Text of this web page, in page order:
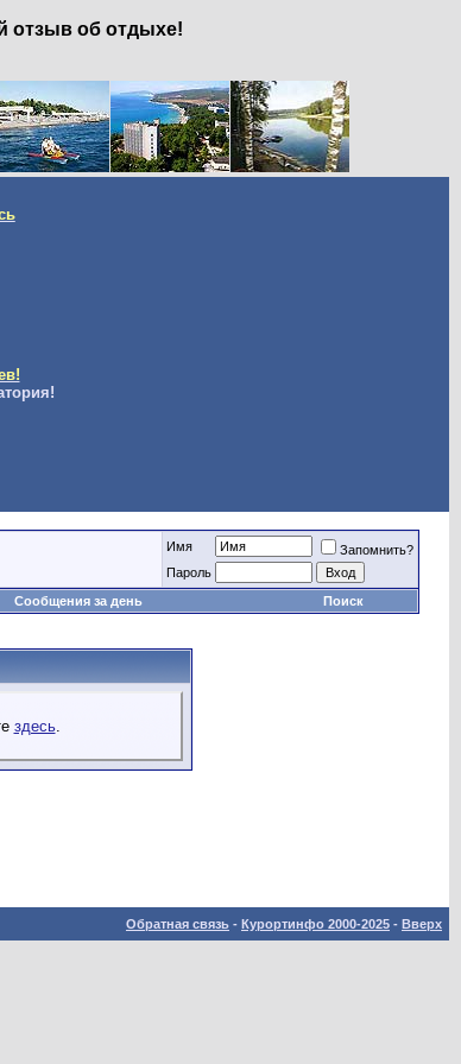
отзыв об отдыхе!
Имя
Запомнить?
Пароль
Сообщения за день Поиск
здесь.
Обратная связь - Курортинфо 2000-2025 - Вверх